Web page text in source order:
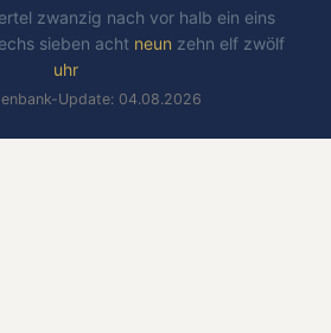
zwanzig nach vor halb ein eins
sieben acht neun zehn elf zwölf
uhr
Update: 04.08.2026